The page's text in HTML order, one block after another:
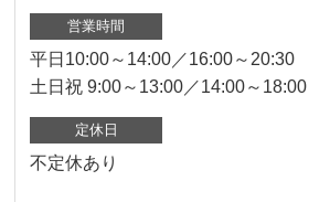
営業時間
平日10:00～14:00／16:00～20:30
土日祝 9:00～13:00／14:00～18:00
定休日
不定休あり